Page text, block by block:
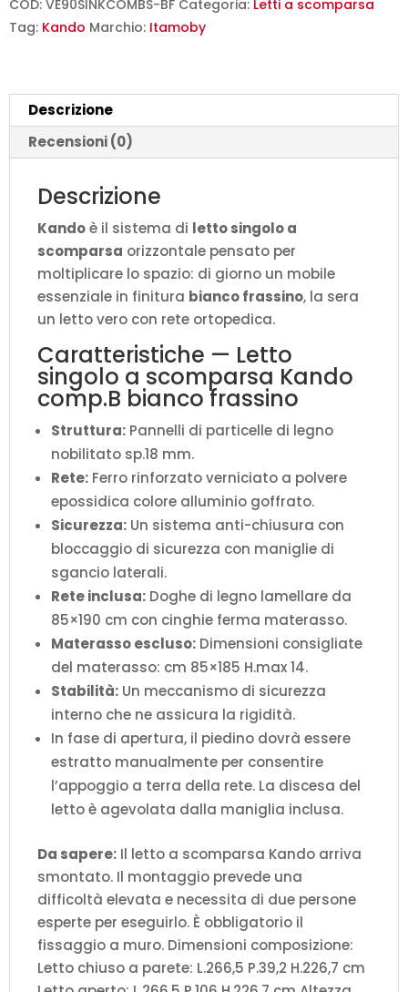
comp.B
L.266,5
P.39,2
H.226,7
cm
(aperto
P.106
quantità
COD: VE90SINKCOMBS-BF Categoria: Letti a scomparsa
Tag: Kando Marchio: Itamoby
Descrizione
Recensioni (0)
Descrizione
Kandoè il sistema di letto singolo a
scomparsa orizzontale pensato per
moltiplicare lo spazio: di giorno un mobile
essenziale in finitura bianco frassino, la sera
un letto vero con rete ortopedica.
Caratteristiche — Letto
singolo a scomparsa Kando
comp.B bianco frassino
Struttura: Pannelli di particelle di legno
nobilitato sp.18 mm.
Rete: Ferro rinforzato verniciato a polvere
epossidica colore alluminio goffrato.
Sicurezza: Un sistema anti-chiusura con
bloccaggio di sicurezza con maniglie di
sgancio laterali.
Rete inclusa: Doghe di legno lamellare da
85×190 cm con cinghie ferma materasso.
Materasso escluso: Dimensioni consigliate
del materasso: cm 85×185 H.max 14.
Stabilità: Un meccanismo di sicurezza
interno che ne assicura la rigidità.
In fase di apertura, il piedino dovrà essere
estratto manualmente per consentire
l’appoggio a terra della rete. La discesa del
letto è agevolata dalla maniglia inclusa.
Da sapere: Il letto a scomparsa Kando arriva
smontato. Il montaggio prevede una
difficoltà elevata e necessita di due persone
esperte per eseguirlo. È obbligatorio il
fissaggio a muro. Dimensioni composizione:
Letto chiuso a parete: L.266,5 P.39,2 H.226,7 cm